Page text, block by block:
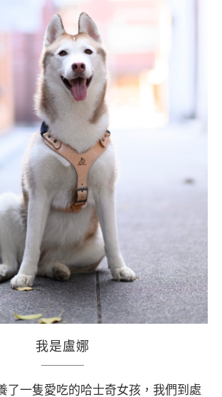
我是盧娜
了一隻愛吃的哈士奇女孩，我們到處